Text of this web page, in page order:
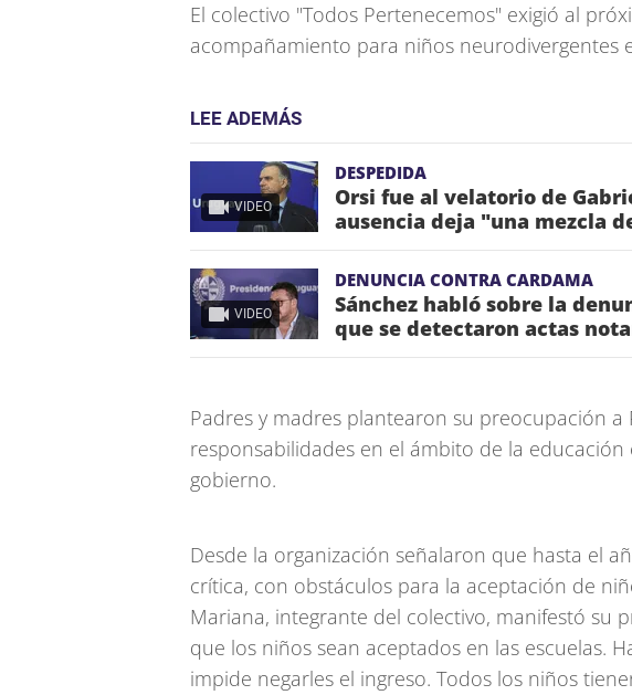
El colectivo "Todos Pertenecemos" exigió al
acompañamiento para niños neurodivergentes
LEE ADEMÁS
VIDEO
DESPEDIDA
Orsi fue al velatorio de
ausencia deja "una mezcla
VIDEO
DENUNCIA CONTRA CARDAMA
Sánchez habló sobre la
que se detectaron actas
Padres y madres plantearon su preocupación a
responsabilidades en el ámbito de la
gobierno.
Desde la organización señalaron que hasta el
crítica, con obstáculos para la aceptación de
Mariana, integrante del colectivo, manifestó su
que los niños sean aceptados en las escuelas.
impide negarles el ingreso. Todos los niños